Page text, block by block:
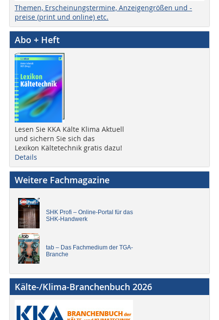
Themen, Erscheinungstermine, Anzeigengrößen und -
preise (print und online) etc.
Abo + Heft
Lesen Sie KKA Kälte Klima Aktuell
und sichern Sie sich das
Lexikon Kältetechnik gratis dazu!
Details
Weitere Fachmagazine
SHK Profi – Online-Portal für das
SHK-Handwerk
tab – Das Fachmedium der TGA-
Branche
Kälte-/Klima-Branchenbuch 2026